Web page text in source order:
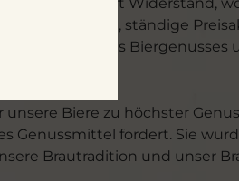
Produkte, ständige
des Biergenusses
Biere zu höchster
Genussmittel fordert. Sie
Brautradition und unser